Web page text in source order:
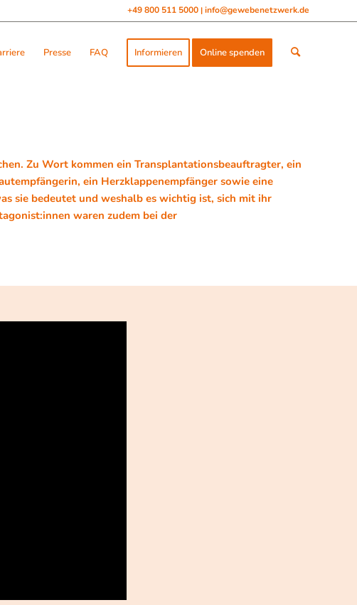
+49 800 511 5000 | info@gewebenetzwerk.de
Presse FAQ Informieren Online spenden
Zu Wort kommen ein Transplantationsbeauftragter, ein
ein Herzklappenempfänger sowie eine
sie bedeutet und weshalb es wichtig ist, sich mit ihr
waren zudem bei der